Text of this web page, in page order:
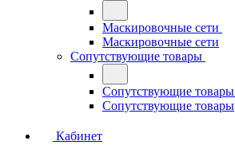
Маскировочные сети
Маскировочные сети
Сопутствующие товары
Сопутствующие товары
Сопутствующие товары
Кабинет